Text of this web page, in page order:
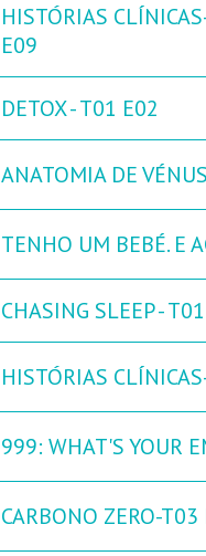
HISTÓRIAS
E09
DETOX - T01 E02
ANATOMIA DE
TENHO UM BEBÉ. E
CHASING SLEEP -
HISTÓRIAS
999: WHAT'S YOUR
CARBONO ZERO-T03